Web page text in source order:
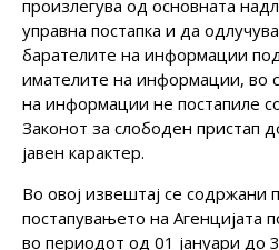
произлегува од основната
управна постапка и да
барателите на информации
имателите на информации, во
на информации не постапиле
Законот за слободен пристап
јавен карактер.
Во овој извештај се содржани
постапувањето на Агенцијата
во периодот од 01 јануари до